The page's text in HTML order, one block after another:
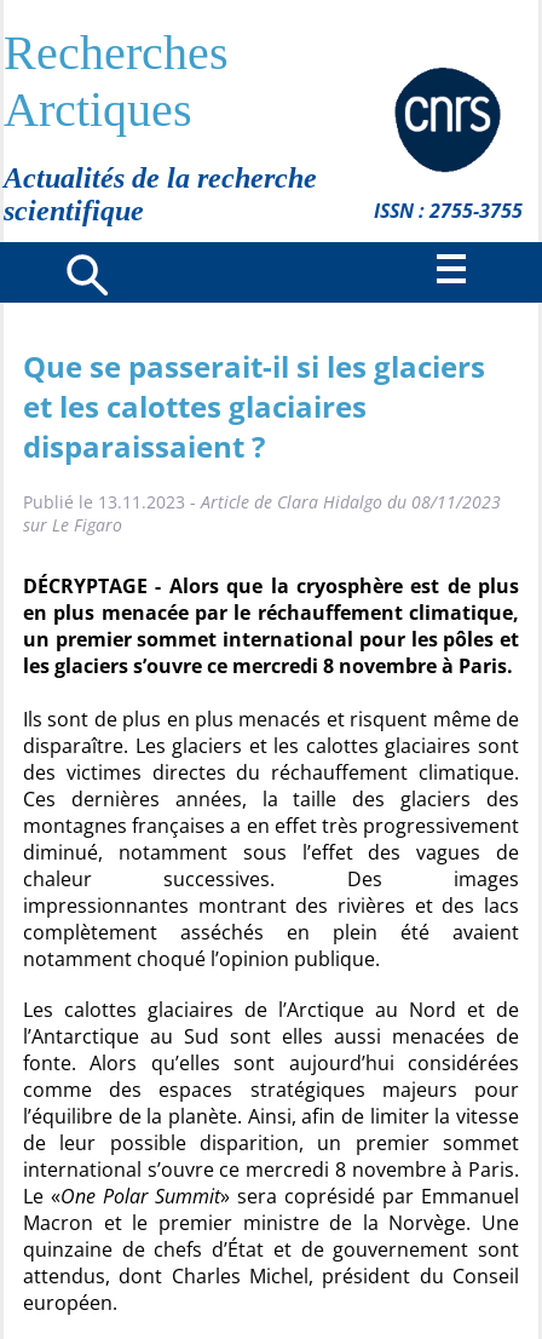
Recherches
Arctiques
Actualités de la recherche
scientifique
ISSN : 2755-3755
Que se passerait-il si les glaciers
et les calottes glaciaires
disparaissaient ?
Publié le 13.11.2023 -Article de Clara Hidalgo du 08/11/2023
sur Le Figaro
DÉCRYPTAGE - Alors que la cryosphère est de plus
en plus menacée par le réchauffement climatique,
un premier sommet international pour les pôles et
les glaciers s’ouvre ce mercredi 8 novembre à Paris.
Ils sont de plus en plus menacés et risquent même de
disparaître. Les glaciers et les calottes glaciaires sont
des victimes directes du réchauffement climatique.
Ces dernières années, la taille des glaciers des
montagnes françaises a en effet très progressivement
diminué, notamment sous l’effet des vagues de
chaleur successives. Des images
impressionnantes montrant des rivières et des lacs
complètement asséchés en plein été avaient
notamment choqué l’opinion publique.
Les calottes glaciaires de l’Arctique au Nord et de
l’Antarctique au Sud sont elles aussi menacées de
fonte. Alors qu’elles sont aujourd’hui considérées
comme des espaces stratégiques majeurs pour
l’équilibre de la planète. Ainsi, afin de limiter la vitesse
de leur possible disparition, un premier sommet
international s’ouvre ce mercredi 8 novembre à Paris.
Le «One Polar Summit» sera coprésidé par Emmanuel
Macron et le premier ministre de la Norvège. Une
quinzaine de chefs d’État et de gouvernement sont
attendus, dont Charles Michel, président du Conseil
européen.